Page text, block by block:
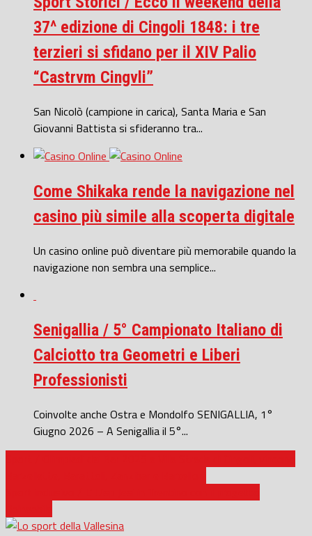
37^ edizione di Cingoli 1848: i tre
terzieri si sfidano per il XIV Palio
“Castrvm Cingvli”
San Nicolò (campione in carica), Santa Maria e San
Giovanni Battista si sfideranno tra...
Come Shikaka rende la navigazione nel
casino più simile alla scoperta digitale
Un casino online può diventare più memorabile quando la
navigazione non sembra una semplice...
Senigallia / 5° Campionato Italiano di
Calciotto tra Geometri e Liberi
Professionisti
Coinvolte anche Ostra e Mondolfo SENIGALLIA, 1°
Giugno 2026 – A Senigallia il 5°...